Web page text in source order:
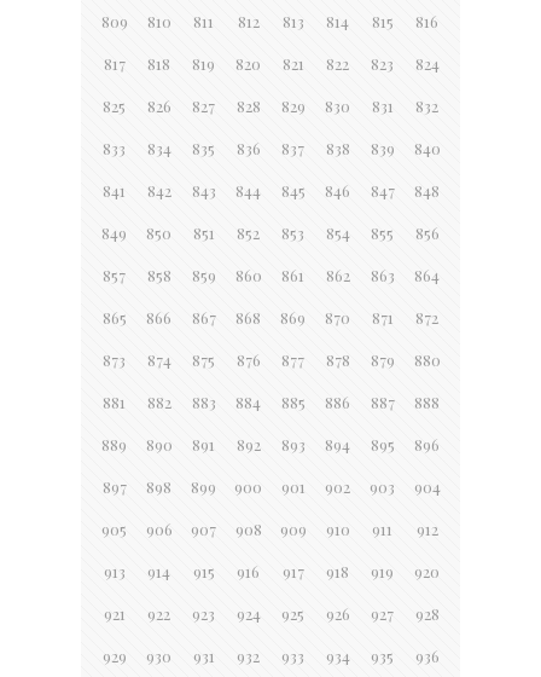
809 810 811 812 813 814 815 816
817 818 819 820 821 822 823 824
825 826 827 828 829 830 831 832
833 834 835 836 837 838 839 840
841 842 843 844 845 846 847 848
849 850 851 852 853 854 855 856
857 858 859 860 861 862 863 864
865 866 867 868 869 870 871 872
873 874 875 876 877 878 879 880
881 882 883 884 885 886 887 888
889 890 891 892 893 894 895 896
897 898 899 900 901 902 903 904
905 906 907 908 909 910 911 912
913 914 915 916 917 918 919 920
921 922 923 924 925 926 927 928
929 930 931 932 933 934 935 936